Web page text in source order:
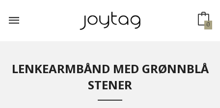
innholdet
0
LENKEARMBÅND MED GRØNNBLÅ
STENER